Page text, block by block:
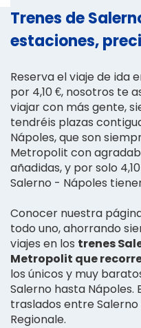
Trenes de
estaciones,
Reserva el viaje de ida
por 4,10 €, nosotros te
viajar con más gente,
tendréis plazas
Nápoles, que son
Metropolit con
añadidas, y por solo
Salerno - Nápoles
Conocer nuestra
todo uno, ahorrando
viajes en los trenes
Metropolit que
los únicos y muy
Salerno hasta Nápoles.
traslados entre
Regionale.